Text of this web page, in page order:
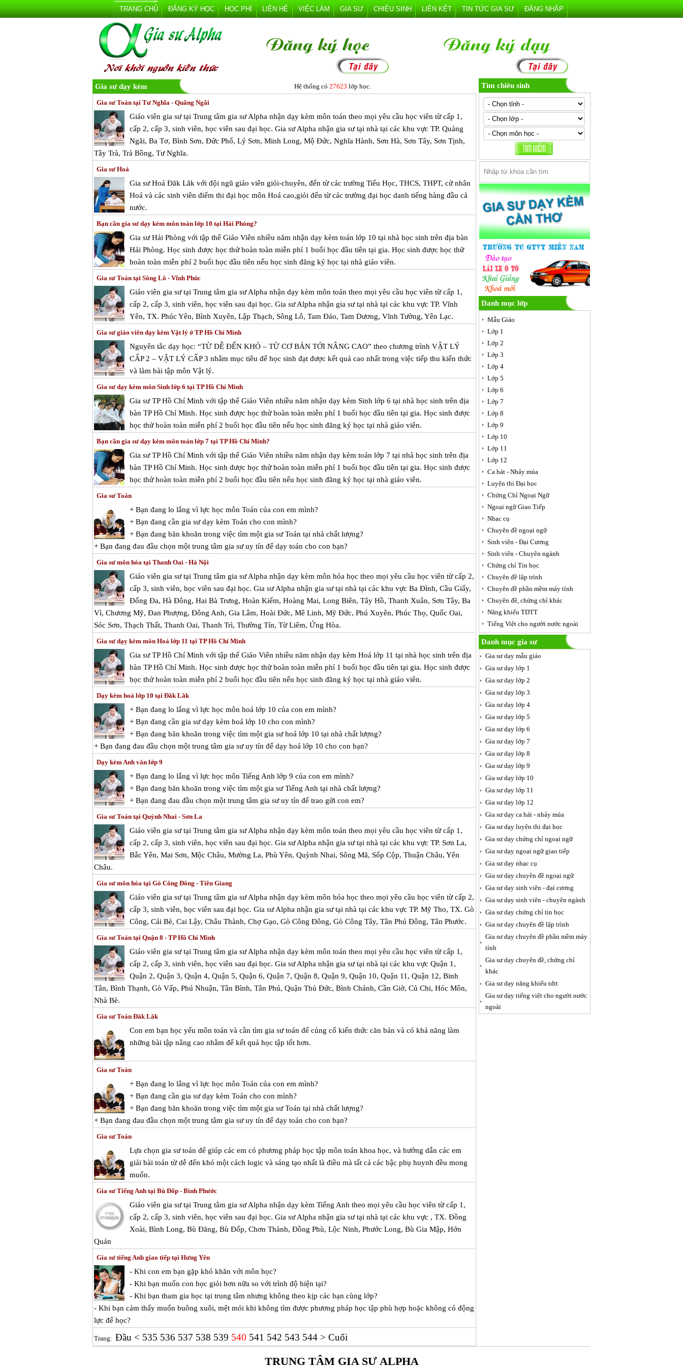
TRANG CHỦ ĐĂNG KÝ HỌC HỌC PHÍ LIÊN HỆ VIỆC LÀM GIA SƯ CHIÊU SINH LIÊN KẾT TIN TỨC GIA SƯ ĐĂNG NHẬP
Gia sư dạy kèm Hệ thống có 27623 lớp học.
Gia sư Toán tại Tư Nghĩa - Quãng Ngãi
Giáo viên gia sư tại Trung tâm gia sư Alpha nhận dạy kèm môn toán theo mọi yêu cầu học viên từ cấp 1,
cấp 2, cấp 3, sinh viên, học viên sau đại học. Gia sư Alpha nhận gia sư tại nhà tại các khu vực TP. Quảng
Ngãi, Ba Tơ, Bình Sơn, Đức Phổ, Lý Sơn, Minh Long, Mộ Đức, Nghĩa Hành, Sơn Hà, Sơn Tây, Sơn Tịnh,
Tây Trà, Trà Bồng, Tư Nghĩa.
Gia sư Hoá
Gia sư Hoá Đăk Lăk với đội ngũ giáo viên giỏi-chuyên, đến từ các trường Tiểu Học, THCS, THPT, cử nhân
Hoá và các sinh viên điểm thi đại học môn Hoá cao,giỏi đến từ các trường đại học danh tiếng hàng đầu cả
nước.
Bạn cần gia sư dạy kèm môn toán lớp 10 tại Hải Phòng?
Gia sư Hải Phòng với tập thể Giáo Viên nhiều năm nhận dạy kèm toán lớp 10 tại nhà học sinh trên địa bàn
Hải Phòng. Học sinh được học thử hoàn toàn miễn phí 1 buổi học đầu tiên tại gia. Học sinh được học thử
hoàn toàn miễn phí 2 buổi học đầu tiên nếu học sinh đăng ký học tại nhà giáo viên.
Gia sư Toán tại Sông Lô - Vĩnh Phúc
Giáo viên gia sư tại Trung tâm gia sư Alpha nhận dạy kèm môn toán theo mọi yêu cầu học viên từ cấp 1,
cấp 2, cấp 3, sinh viên, học viên sau đại học. Gia sư Alpha nhận gia sư tại nhà tại các khu vực TP. Vĩnh
Yên, TX. Phúc Yên, Bình Xuyên, Lập Thạch, Sông Lô, Tam Đảo, Tam Dương, Vĩnh Tường, Yên Lạc.
Gia sư giáo viên dạy kèm Vật lý ở TP Hồ Chí Minh
Nguyên tắc dạy học: “TỪ DỄ ĐẾN KHÓ – TỪ CƠ BẢN TỚI NÂNG CAO” theo chương trình VẬT LÝ
CẤP 2 – VẬT LÝ CẤP 3 nhằm mục tiêu để học sinh đạt được kết quả cao nhất trong việc tiếp thu kiến thức
và làm bài tập môn Vật lý.
Gia sư dạy kèm môn Sinh lớp 6 tại TP Hồ Chí Minh
Gia sư TP Hồ Chí Minh với tập thể Giáo Viên nhiều năm nhận dạy kèm Sinh lớp 6 tại nhà học sinh trên địa
bàn TP Hồ Chí Minh. Học sinh được học thử hoàn toàn miễn phí 1 buổi học đầu tiên tại gia. Học sinh được
học thử hoàn toàn miễn phí 2 buổi học đầu tiên nếu học sinh đăng ký học tại nhà giáo viên.
Bạn cần gia sư dạy kèm môn toán lớp 7 tại TP Hồ Chí Minh?
Gia sư TP Hồ Chí Minh với tập thể Giáo Viên nhiều năm nhận dạy kèm toán lớp 7 tại nhà học sinh trên địa
bàn TP Hồ Chí Minh. Học sinh được học thử hoàn toàn miễn phí 1 buổi học đầu tiên tại gia. Học sinh được
học thử hoàn toàn miễn phí 2 buổi học đầu tiên nếu học sinh đăng ký học tại nhà giáo viên.
Gia sư Toán
+ Bạn đang lo lắng vì lực học môn Toán của con em mình?
+ Bạn đang cần gia sư dạy kèm Toán cho con mình?
+ Bạn đang băn khoăn trong việc tìm một gia sư Toán tại nhà chất lượng?
+ Bạn đang đau đầu chọn một trung tâm gia sư uy tín để dạy toán cho con bạn?
Gia sư môn hóa tại Thanh Oai - Hà Nội
Giáo viên gia sư tại Trung tâm gia sư Alpha nhận dạy kèm môn hóa học theo mọi yêu cầu học viên từ cấp 2,
cấp 3, sinh viên, học viên sau đại học. Gia sư Alpha nhận gia sư tại nhà tại các khu vực Ba Đình, Cầu Giấy,
Đống Đa, Hà Đông, Hai Bà Trưng, Hoàn Kiếm, Hoàng Mai, Long Biên, Tây Hồ, Thanh Xuân, Sơn Tây, Ba
Vì, Chương Mỹ, Đan Phượng, Đông Anh, Gia Lâm, Hoài Đức, Mê Linh, Mỹ Đức, Phú Xuyên, Phúc Thọ, Quốc Oai,
Sóc Sơn, Thạch Thất, Thanh Oai, Thanh Trì, Thường Tín, Từ Liêm, Ứng Hòa.
Gia sư dạy kèm môn Hoá lớp 11 tại TP Hồ Chí Minh
Gia sư TP Hồ Chí Minh với tập thể Giáo Viên nhiều năm nhận dạy kèm Hoá lớp 11 tại nhà học sinh trên địa
bàn TP Hồ Chí Minh. Học sinh được học thử hoàn toàn miễn phí 1 buổi học đầu tiên tại gia. Học sinh được
học thử hoàn toàn miễn phí 2 buổi học đầu tiên nếu học sinh đăng ký học tại nhà giáo viên.
Dạy kèm hoá lớp 10 tại Đăk Lăk
+ Bạn đang lo lắng vì lực học môn hoá lớp 10 của con em mình?
+ Bạn đang cần gia sư dạy kèm hoá lớp 10 cho con mình?
+ Bạn đang băn khoăn trong việc tìm một gia sư hoá lớp 10 tại nhà chất lượng?
+ Bạn đang đau đầu chọn một trung tâm gia sư uy tín để dạy hoá lớp 10 cho con bạn?
Dạy kèm Anh văn lớp 9
+ Bạn đang lo lắng vì lực học môn Tiếng Anh lớp 9 của con em mình?
+ Bạn đang băn khoăn trong việc tìm một gia sư Tiếng Anh tại nhà chất lượng?
+ Bạn đang đau đầu chọn một trung tâm gia sư uy tín để trao gửi con em?
Gia sư Toán tại Quỳnh Nhai - Sơn La
Giáo viên gia sư tại Trung tâm gia sư Alpha nhận dạy kèm môn toán theo mọi yêu cầu học viên từ cấp 1,
cấp 2, cấp 3, sinh viên, học viên sau đại học. Gia sư Alpha nhận gia sư tại nhà tại các khu vực TP. Sơn La,
Bắc Yên, Mai Sơn, Mộc Châu, Mường La, Phù Yên, Quỳnh Nhai, Sông Mã, Sốp Cộp, Thuận Châu, Yên
Châu.
Gia sư môn hóa tại Gò Công Đông - Tiền Giang
Giáo viên gia sư tại Trung tâm gia sư Alpha nhận dạy kèm môn hóa học theo mọi yêu cầu học viên từ cấp 2,
cấp 3, sinh viên, học viên sau đại học. Gia sư Alpha nhận gia sư tại nhà tại các khu vực TP. Mỹ Tho, TX. Gò
Công, Cái Bè, Cai Lậy, Châu Thành, Chợ Gạo, Gò Công Đông, Gò Công Tây, Tân Phú Đông, Tân Phước.
Gia sư Toán tại Quận 8 - TP Hồ Chí Minh
Giáo viên gia sư tại Trung tâm gia sư Alpha nhận dạy kèm môn toán theo mọi yêu cầu học viên từ cấp 1,
cấp 2, cấp 3, sinh viên, học viên sau đại học. Gia sư Alpha nhận gia sư tại nhà tại các khu vực Quận 1,
Quận 2, Quận 3, Quận 4, Quận 5, Quận 6, Quận 7, Quận 8, Quận 9, Quận 10, Quận 11, Quận 12, Binh
Tân, Bình Thạnh, Gò Vấp, Phú Nhuận, Tân Bình, Tân Phú, Quận Thủ Đức, Bình Chánh, Cần Giờ, Củ Chi, Hóc Môn,
Nhà Bè.
Gia sư Toán Đăk Lăk
Con em bạn học yếu môn toán và cần tìm gia sư toán để củng cổ kiến thức căn bản và có khả năng làm
những bài tập nâng cao nhằm để kết quả học tập tốt hơn.
Gia sư Toán
+ Bạn đang lo lắng vì lực học môn Toán của con em mình?
+ Bạn đang cần gia sư dạy kèm Toán cho con mình?
+ Bạn đang băn khoăn trong việc tìm một gia sư Toán tại nhà chất lượng?
+ Bạn đang đau đầu chọn một trung tâm gia sư uy tín để dạy toán cho con bạn?
Gia sư Toán
Lựa chọn gia sư toán để giúp các em có phương pháp học tập môn toán khoa học, và hướng dẫn các em
giải bài toán từ dễ đến khó một cách logic và sáng tạo nhất là điều mà tất cả các bậc phụ huynh đều mong
muốn.
Gia sư Tiếng Anh tại Bù Đốp - Bình Phước
Giáo viên gia sư tại Trung tâm gia sư Alpha nhận dạy kèm Tiếng Anh theo mọi yêu cầu học viên từ cấp 1,
cấp 2, cấp 3, sinh viên, học viên sau đại học. Gia sư Alpha nhận gia sư tại nhà tại các khu vực , TX. Đồng
Xoài, Bình Long, Bù Đăng, Bù Đốp, Chơn Thành, Đồng Phù, Lộc Ninh, Phước Long, Bù Gia Mập, Hớn
Quản
Gia sư tiếng Anh giao tiếp tại Hưng Yên
- Khi con em bạn gặp khó khăn với môn học?
- Khi bạn muốn con học giỏi hơn nữa so với trình độ hiện tại?
- Khi bạn tham gia học tại trung tâm nhưng không theo kịp các bạn cùng lớp?
- Khi bạn cảm thấy muốn buông xuôi, mệt mỏi khi không tìm được phương pháp học tập phù hợp hoặc không có động
lực để học?
Trang: Đầu < 535 536 537 538 539 540 541 542 543 544 > Cuối
Tìm chiêu sinh
Danh mục lớp
Mẫu Giáo
Lớp 1
Lớp 2
Lớp 3
Lớp 4
Lớp 5
Lớp 6
Lớp 7
Lớp 8
Lớp 9
Lớp 10
Lớp 11
Lớp 12
Ca hát - Nhảy múa
Luyện thi Đại học
Chứng Chỉ Ngoại Ngữ
Ngoại ngữ Giao Tiếp
Nhạc cụ
Chuyên đề ngoại ngữ
Sinh viên - Đại Cương
Sinh viên - Chuyên ngành
Chứng chỉ Tin học
Chuyên đề lập trình
Chuyên đề phần mềm máy tính
Chuyên đề, chứng chỉ khác
Năng khiếu TDTT
Tiếng Việt cho người nước ngoài
Danh mục gia sư
Gia sư dạy mẫu giáo
Gia sư dạy lớp 1
Gia sư dạy lớp 2
Gia sư dạy lớp 3
Gia sư dạy lớp 4
Gia sư dạy lớp 5
Gia sư dạy lớp 6
Gia sư dạy lớp 7
Gia sư dạy lớp 8
Gia sư dạy lớp 9
Gia sư dạy lớp 10
Gia sư dạy lớp 11
Gia sư dạy lớp 12
Gia sư dạy ca hát - nhảy múa
Gia sư dạy luyện thi đại học
Gia sư dạy chứng chỉ ngoại ngữ
Gia sư dạy ngoại ngữ giao tiếp
Gia sư dạy nhạc cụ
Gia sư dạy chuyên đề ngoại ngữ
Gia sư dạy sinh viên - đại cương
Gia sư dạy sinh viên - chuyên ngành
Gia sư dạy chứng chỉ tin học
Gia sư dạy chuyên đề lập trình
Gia sư dạy chuyên đề phần mềm máy
tính
Gia sư dạy chuyên đề, chứng chỉ
khác
Gia sư dạy năng khiếu tdtt
Gia sư dạy tiếng việt cho người nước
ngoài
TRUNG TÂM GIA SƯ ALPHA